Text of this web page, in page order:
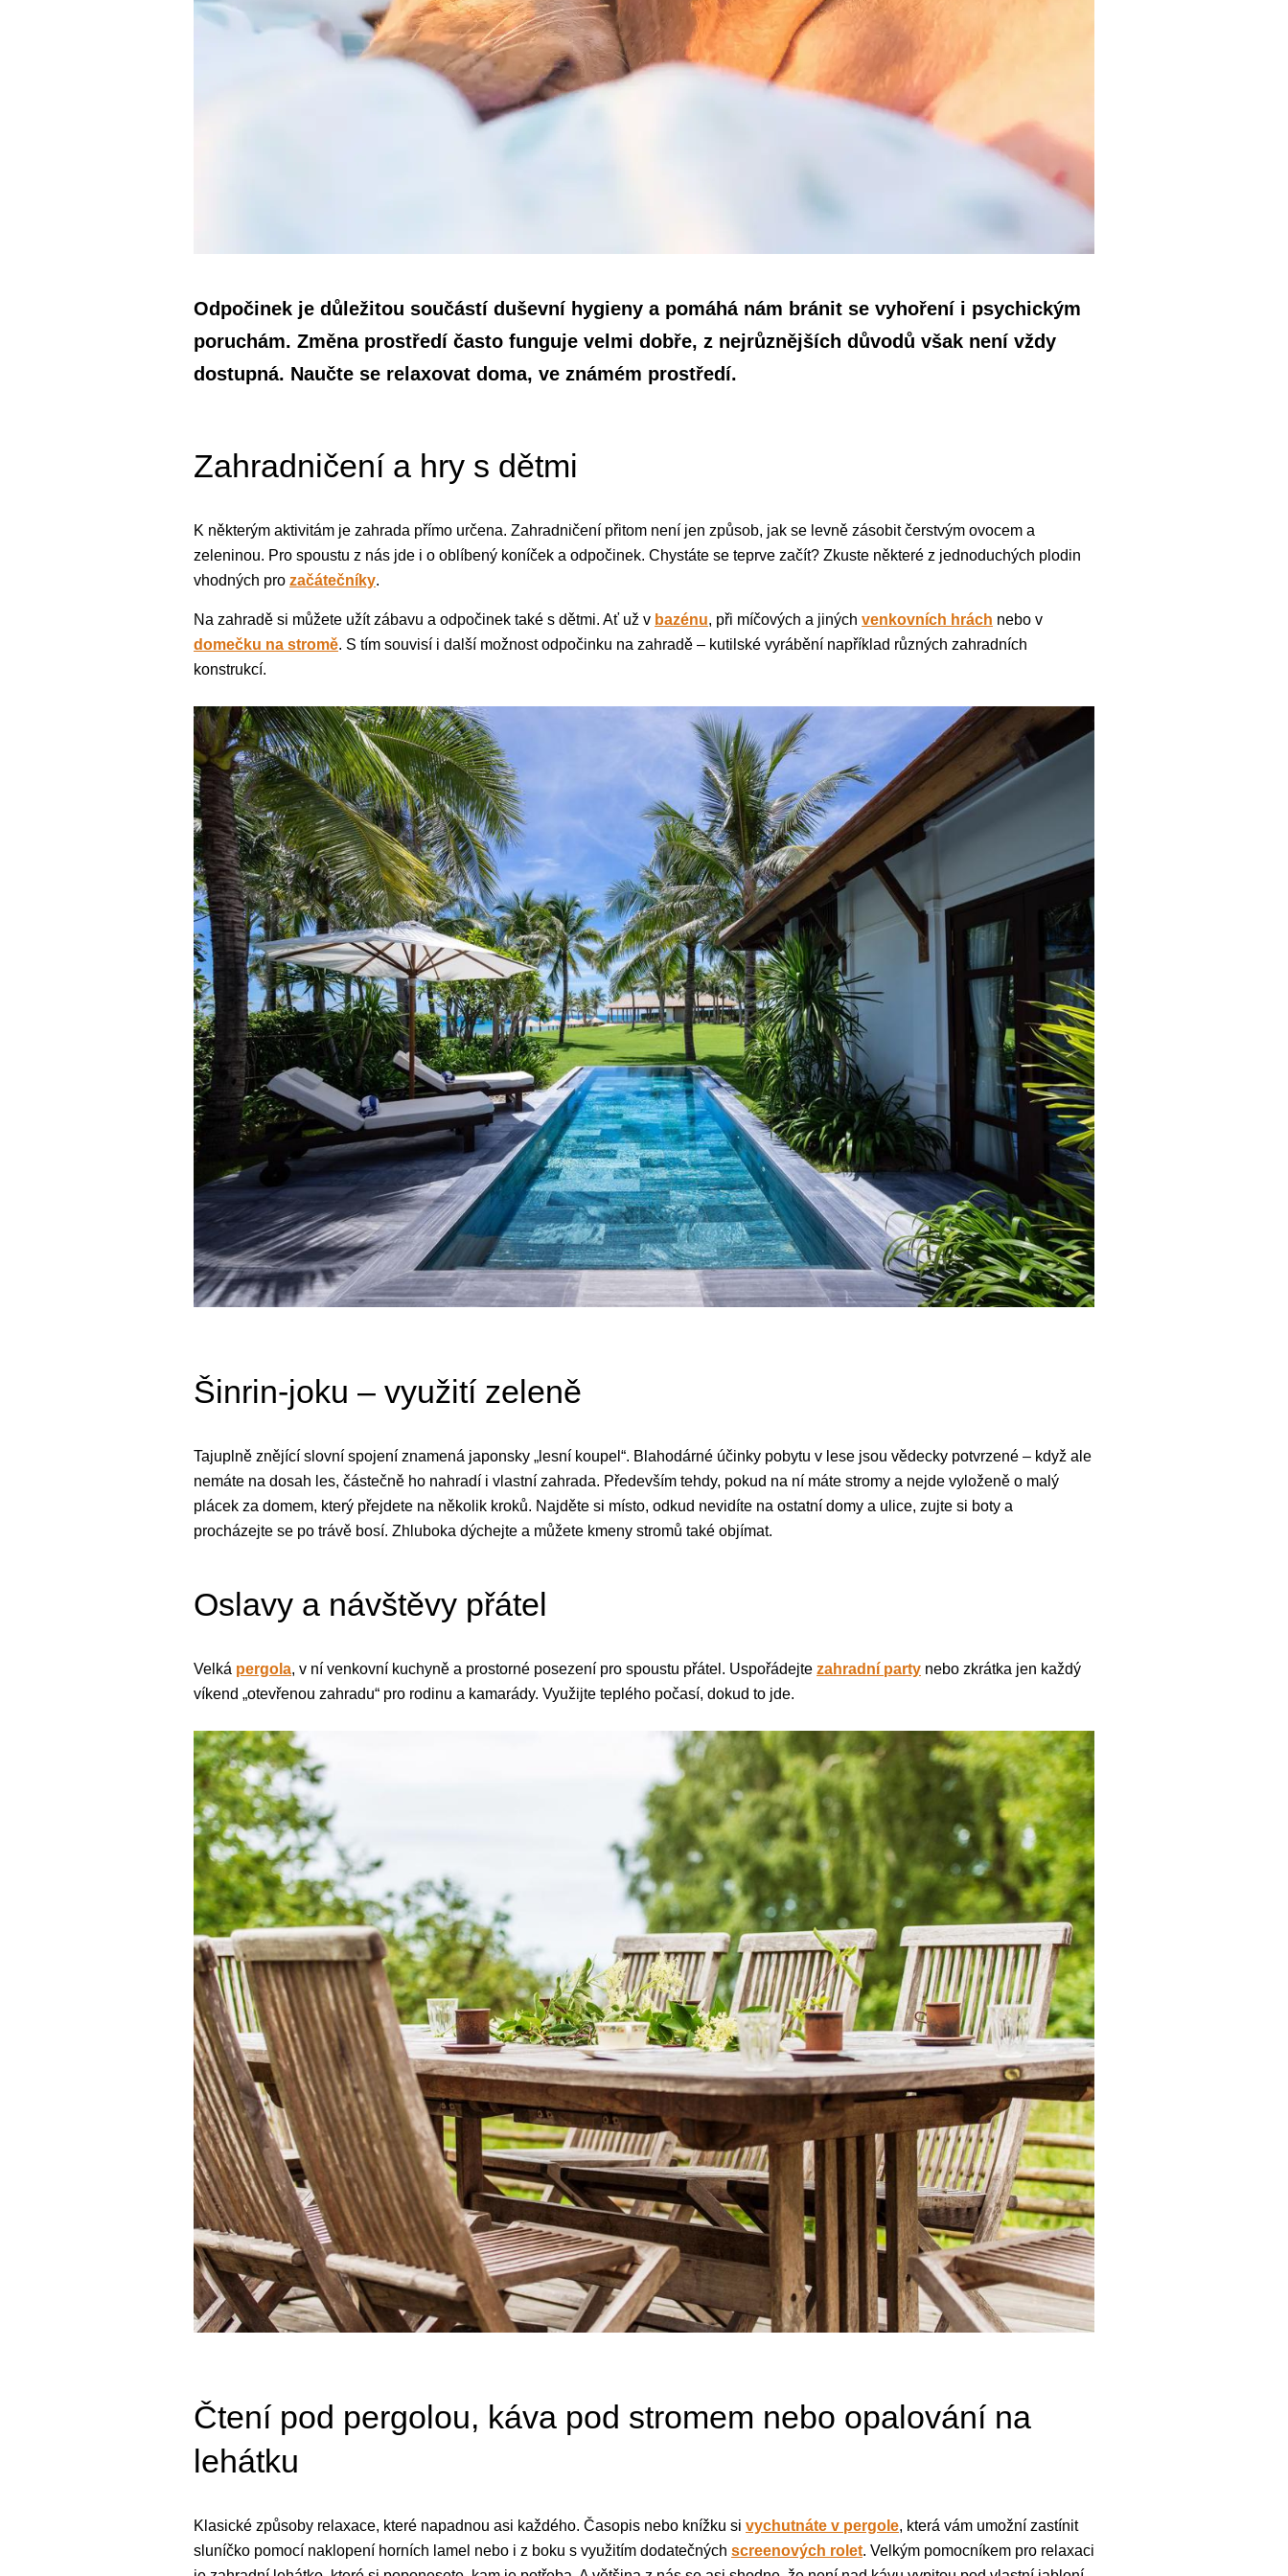
Odpočinek je důležitou součástí duševní hygieny a pomáhá nám bránit se vyhoření i psychickým
poruchám. Změna prostředí často funguje velmi dobře, z nejrůznějších důvodů však není vždy
dostupná. Naučte se relaxovat doma, ve známém prostředí.
Zahradničení a hry s dětmi
K některým aktivitám je zahrada přímo určena. Zahradničení přitom není jen způsob, jak se levně zásobit čerstvým ovocem a
zeleninou. Pro spoustu z nás jde i o oblíbený koníček a odpočinek. Chystáte se teprve začít? Zkuste některé z jednoduchých plodin
vhodných pro začátečníky.
Na zahradě si můžete užít zábavu a odpočinek také s dětmi. Ať už v bazénu, při míčových a jiných venkovních hrách nebo v
domečku na stromě. S tím souvisí i další možnost odpočinku na zahradě – kutilské vyrábění například různých zahradních
konstrukcí.
Šinrin-joku – využití zeleně
Tajuplně znějící slovní spojení znamená japonsky „lesní koupel“. Blahodárné účinky pobytu v lese jsou vědecky potvrzené – když ale
nemáte na dosah les, částečně ho nahradí i vlastní zahrada. Především tehdy, pokud na ní máte stromy a nejde vyloženě o malý
plácek za domem, který přejdete na několik kroků. Najděte si místo, odkud nevidíte na ostatní domy a ulice, zujte si boty a
procházejte se po trávě bosí. Zhluboka dýchejte a můžete kmeny stromů také objímat.
Oslavy a návštěvy přátel
Velká pergola, v ní venkovní kuchyně a prostorné posezení pro spoustu přátel. Uspořádejte zahradní party nebo zkrátka jen každý
víkend „otevřenou zahradu“ pro rodinu a kamarády. Využijte teplého počasí, dokud to jde.
Čtení pod pergolou, káva pod stromem nebo opalování na
lehátku
Klasické způsoby relaxace, které napadnou asi každého. Časopis nebo knížku si vychutnáte v pergole, která vám umožní zastínit
sluníčko pomocí naklopení horních lamel nebo i z boku s využitím dodatečných screenových rolet. Velkým pomocníkem pro relaxaci